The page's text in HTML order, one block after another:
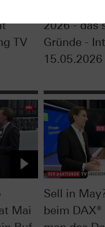
TV
2026 - das
Gründe -
15.05.2026
Mai
Sell in
beim